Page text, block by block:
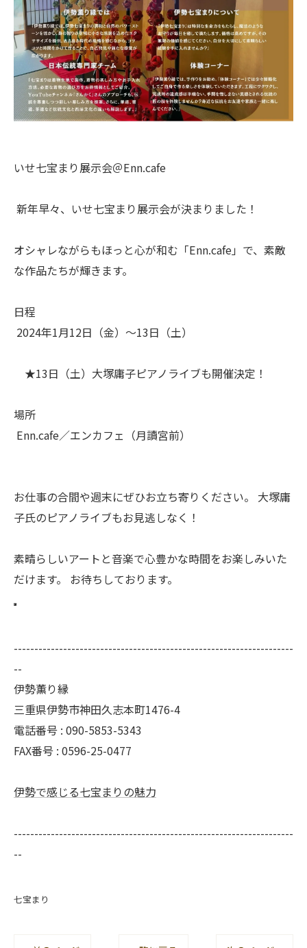
いせ七宝まり展示会＠Enn.cafe
新年早々、いせ七宝まり展示会が決まりました！
オシャレながらもほっと心が和む「Enn.cafe」で、素敵
な作品たちが輝きます。
日程
2024年1月12日（金）〜13日（土）
★13日（土）大塚庸子ピアノライブも開催決定！
場所
Enn.cafe／エンカフェ（月讀宮前）
お仕事の合間や週末にぜひお立ち寄りください。 大塚庸
子氏のピアノライブもお見逃しなく！
素晴らしいアートと音楽で心豊かな時間をお楽しみいた
だけます。 お待ちしております。
--------------------------------------------------------------------
--
伊勢薫り縁
三重県伊勢市神田久志本町1476-4
電話番号 : 090-5853-5343
FAX番号 : 0596-25-0477
伊勢で感じる七宝まりの魅力
--------------------------------------------------------------------
--
七宝まり